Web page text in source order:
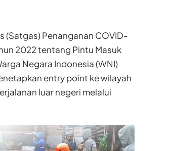
(Satgas) Penanganan COVID-
2022 tentang Pintu Masuk
Negara Indonesia(WNI)
entry point ke wilayah
luar negeri melalui